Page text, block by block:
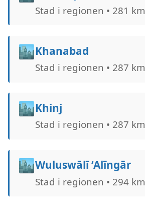
Stad i regionen • 281 km
🏙️Khanabad
Stad i regionen • 287 km
🏙️Khinj
Stad i regionen • 287 km
🏙️Wuluswālī ‘Alīngār
Stad i regionen • 294 km